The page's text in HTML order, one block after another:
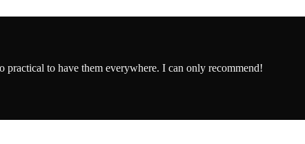
to have them everywhere. I can only recommend!